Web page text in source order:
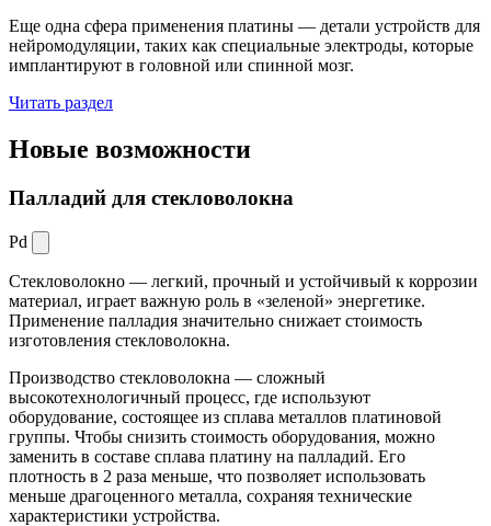
Еще одна сфера применения платины — детали устройств для
нейромодуляции, таких как специальные электроды, которые
имплантируют в головной или спинной мозг.
Читать раздел
Новые возможности
Палладий для стекловолокна
Pd
Стекловолокно — легкий, прочный и устойчивый к коррозии
материал, играет важную роль в «зеленой» энергетике.
Применение палладия значительно снижает стоимость
изготовления стекловолокна.
Производство стекловолокна — сложный
высокотехнологичный процесс, где используют
оборудование, состоящее из сплава металлов платиновой
группы. Чтобы снизить стоимость оборудования, можно
заменить в составе сплава платину на палладий. Его
плотность в 2 раза меньше, что позволяет использовать
меньше драгоценного металла, сохраняя технические
характеристики устройства.